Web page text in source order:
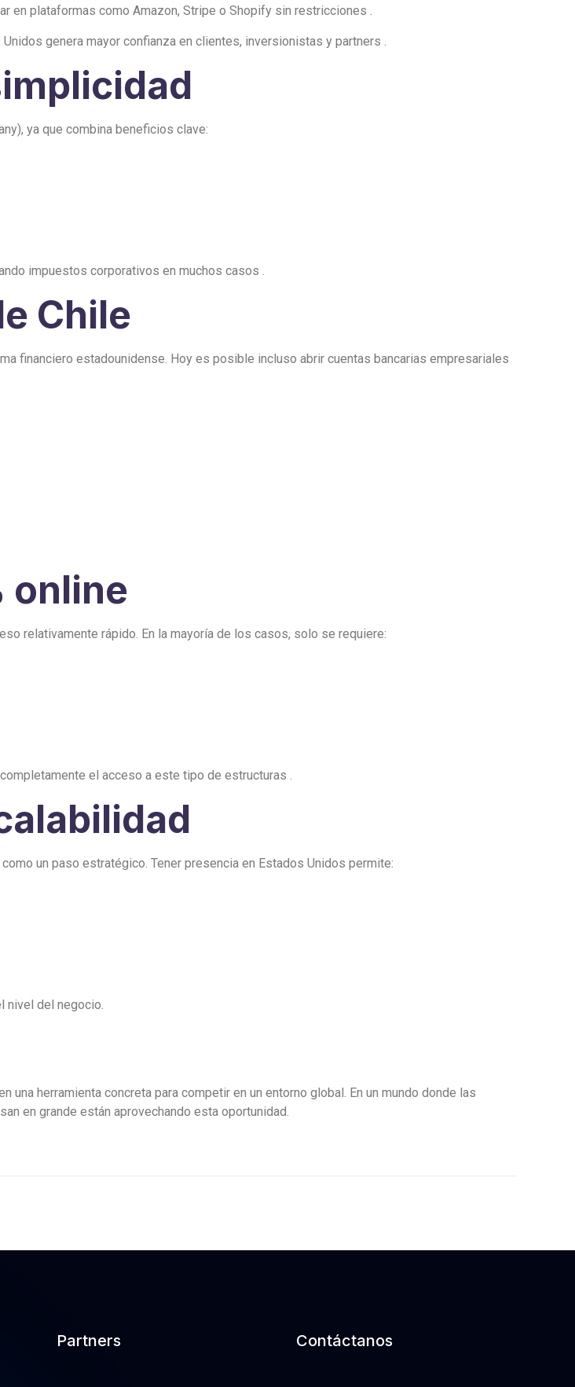
en plataformas como Amazon, Stripe o Shopify sin restricciones .
genera mayor confianza en clientes, inversionistas y partners .
ya que combina beneficios clave:
impuestos corporativos en muchos casos .
Chile
financiero estadounidense. Hoy es posible incluso abrir cuentas bancarias empresariales
online
relativamente rápido. En la mayoría de los casos, solo se requiere:
el acceso a este tipo de estructuras .
un paso estratégico. Tener presencia en Estados Unidos permite:
nivel del negocio.
herramienta concreta para competir en un entorno global. En un mundo donde las
en grande están aprovechando esta oportunidad.
Partners Contáctanos